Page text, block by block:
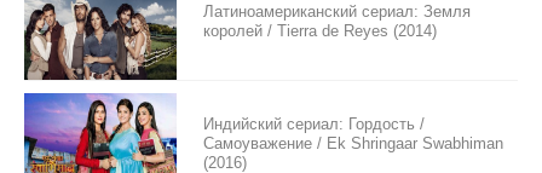
Латиноамериканский сериал: Земля
королей / Tierra de Reyes (2014)
Индийский сериал: Гордость /
Самоуважение / Ek Shringaar Swabhiman
(2016)